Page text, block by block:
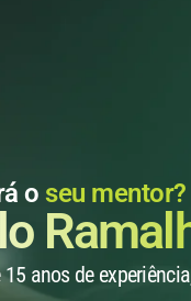
o seu mentor?
anos de